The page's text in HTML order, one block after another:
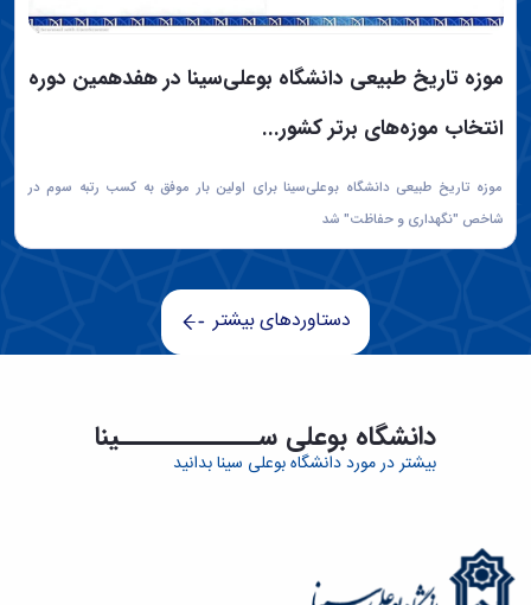
موزه تاریخ طبیعی دانشگاه بوعلی‌سینا در هفدهمین دوره
انتخاب موزه‌های برتر کشور...
موزه تاریخ طبیعی دانشگاه بوعلی‌سینا برای اولین بار موفق به کسب رتبه سوم در
شاخص "نگهداری و حفاظت" شد
دستاوردهای بیشتر
دانشگاه بوعلی ســـــــــــــینا
بیشتر در مورد دانشگاه بوعلی سینا بدانید
دانشجوی فعال
50000+
فارغ التحصیل